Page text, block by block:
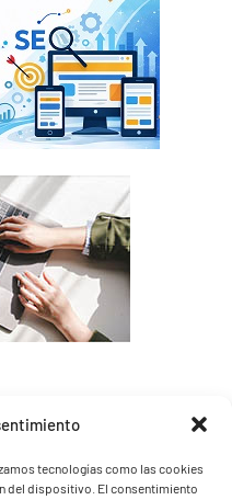
tecnologías como las cookies
del dispositivo. El consentimiento